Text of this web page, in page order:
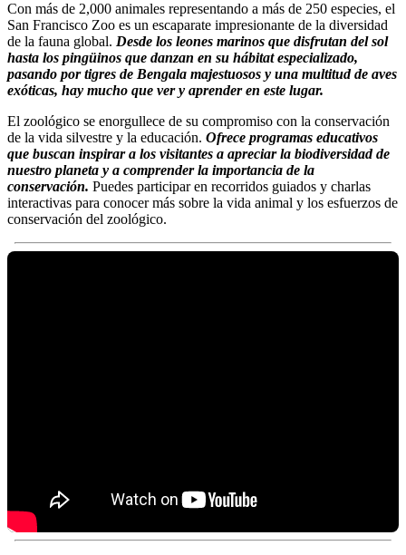
Con más de 2,000 animales representando a más de 250 especies, el
San Francisco Zoo es un escaparate impresionante de la diversidad
de la fauna global. Desde los leones marinos que disfrutan del sol
hasta los pingüinos que danzan en su hábitat especializado,
pasando por tigres de Bengala majestuosos y una multitud de aves
exóticas, hay mucho que ver y aprender en este lugar.
El zoológico se enorgullece de su compromiso con la conservación
de la vida silvestre y la educación. Ofrece programas educativos
que buscan inspirar a los visitantes a apreciar la biodiversidad de
nuestro planeta y a comprender la importancia de la
conservación. Puedes participar en recorridos guiados y charlas
interactivas para conocer más sobre la vida animal y los esfuerzos de
conservación del zoológico.